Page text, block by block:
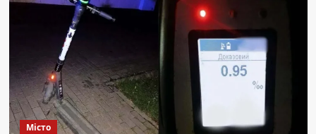
двоставкового
тарифу
тепло.
Місто